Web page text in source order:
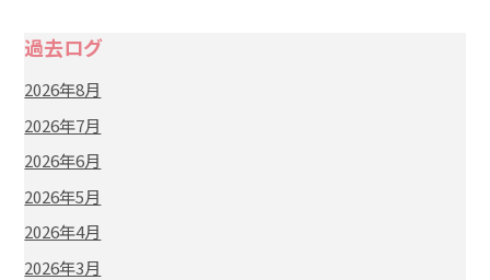
過去ログ
2026年8月
2026年7月
2026年6月
2026年5月
2026年4月
2026年3月